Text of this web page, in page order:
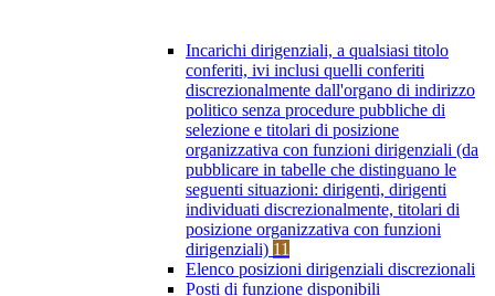
Incarichi dirigenziali, a qualsiasi titolo
conferiti, ivi inclusi quelli conferiti
discrezionalmente dall'organo di indirizzo
politico senza procedure pubbliche di
selezione e titolari di posizione
organizzativa con funzioni dirigenziali (da
pubblicare in tabelle che distinguano le
seguenti situazioni: dirigenti, dirigenti
individuati discrezionalmente, titolari di
posizione organizzativa con funzioni
dirigenziali) 11
Elenco posizioni dirigenziali discrezionali
Posti di funzione disponibili